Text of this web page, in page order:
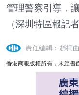
管理警察引導，
（深圳特區報記
責任編輯：趙桐曲
香港商報版權所有，未經書